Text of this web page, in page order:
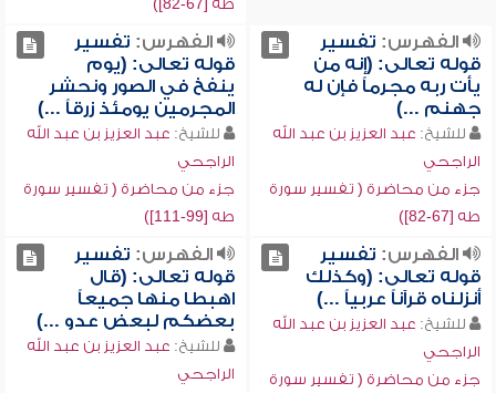
طه [67-82])
الفهرس: تفسير
قوله تعالى: (إنه من
يأت ربه مجرماً فإن له
جهنم ...)
للشيخ: عبد العزيز بن عبد الله
الراجحي
جزء من محاضرة ( تفسير سورة
طه [67-82])
الفهرس: تفسير
قوله تعالى: (يوم
ينفخ في الصور ونحشر
المجرمين يومئذ زرقاً ...)
للشيخ: عبد العزيز بن عبد الله
الراجحي
جزء من محاضرة ( تفسير سورة
طه [99-111])
الفهرس: تفسير
قوله تعالى: (وكذلك
أنزلناه قرآناً عربياً ...)
للشيخ: عبد العزيز بن عبد الله
الراجحي
جزء من محاضرة ( تفسير سورة
الفهرس: تفسير
قوله تعالى: (قال
اهبطا منها جميعاً
بعضكم لبعض عدو ...)
للشيخ: عبد العزيز بن عبد الله
الراجحي